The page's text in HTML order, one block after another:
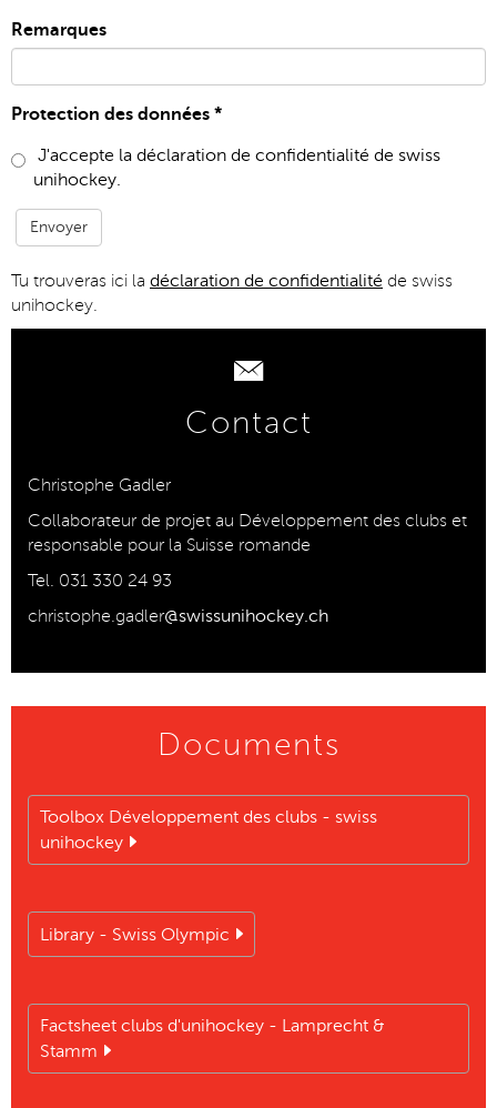
Remarques
Protection des données *
J'accepte la déclaration de confidentialité de swiss
unihockey.
Tu trouveras ici la déclaration de confidentialité de swiss
unihockey.
Contact
Christophe Gadler
Collaborateur de projet au Développement des clubs et
responsable pour la Suisse romande
Tel. 031 330 24 93
christophe.gadler@swissunihockey.ch
Documents
Toolbox Développement des clubs - swiss
unihockey
Library - Swiss Olympic
Factsheet clubs d'unihockey - Lamprecht &
Stamm